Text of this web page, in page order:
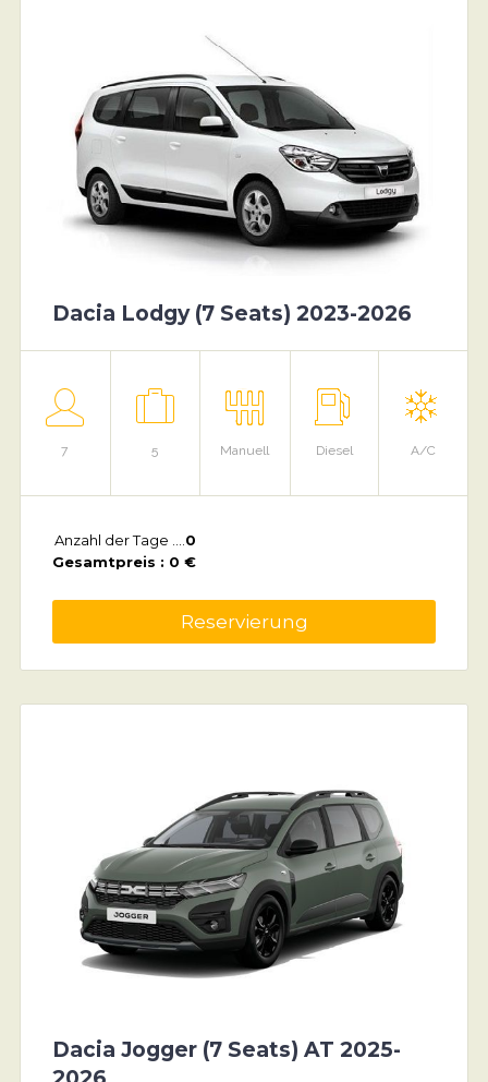
Dacia Lodgy (7 Seats) 2023-2026
7 5 Manuell Diesel A/C
Anzahl der Tage .... 0
Gesamtpreis : 0 €
Reservierung
Dacia Jogger (7 Seats) AT 2025-